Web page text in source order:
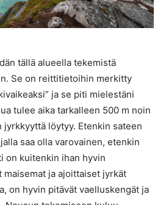
tällä alueella tekemistä
Se on reittitietoihin merkitty
ja se piti mielestäni
tulee aika tarkalleen 500 m noin
jyrkkyyttä löytyy. Etenkin sateen
saa olla varovainen, etenkin
on kuitenkin ihan hyvin
maisemat ja ajoittaiset jyrkät
on hyvin pitävät vaelluskengät ja